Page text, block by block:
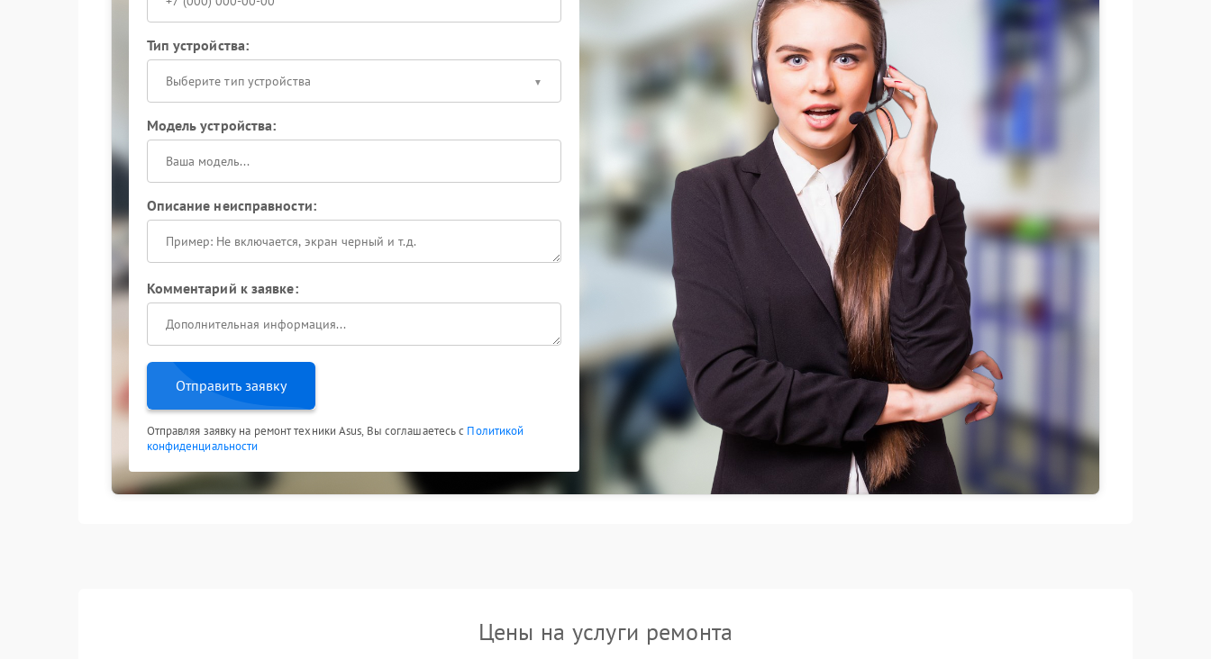
Тип устройства:
Выберите тип устройства
Модель устройства:
Описание неисправности:
Комментарий к заявке:
Отправить заявку
Отправляя заявку на ремонт техники Asus, Вы соглашаетесь с Политикой
конфиденциальности
Цены на услуги ремонта